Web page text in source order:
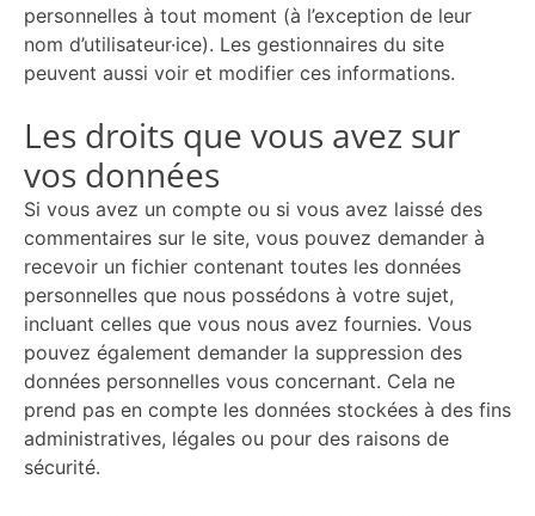
personnelles à tout moment (à l’exception de leur
nom d’utilisateur·ice). Les gestionnaires du site
peuvent aussi voir et modifier ces informations.
Les droits que vous avez sur
vos données
Si vous avez un compte ou si vous avez laissé des
commentaires sur le site, vous pouvez demander à
recevoir un fichier contenant toutes les données
personnelles que nous possédons à votre sujet,
incluant celles que vous nous avez fournies. Vous
pouvez également demander la suppression des
données personnelles vous concernant. Cela ne
prend pas en compte les données stockées à des fins
administratives, légales ou pour des raisons de
sécurité.